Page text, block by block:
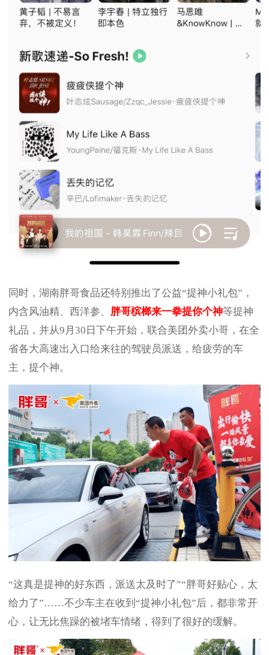
同时，湖南胖哥食品还特别推出了公益“提神小礼包”，
内含风油精、西洋参、 胖哥槟榔来一拳提你个神等提神
礼品，并从9月30日下午开始，联合美团外卖小哥，在全
省各大高速出入口给来往的驾驶员派送，给疲劳的车
主，提个神。
“这真是提神的好东西，派送太及时了”“胖哥好贴心，太
给力了”……不少车主在收到“提神小礼包”后，都非常开
心，让无比焦躁的被堵车情绪，得到了很好的缓解。